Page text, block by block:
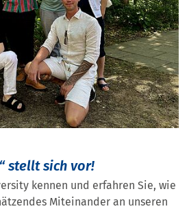
stellt sich vor!
kennen und erfahren Sie, wie
Miteinander an unseren